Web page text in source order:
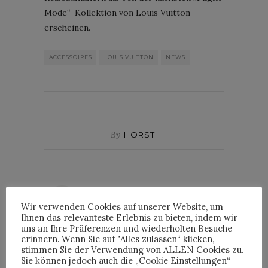
Mode“-Kollektion von Louis Vuitton
erscheinen.
ACCESSOIRES LOUIS VUITTON NEWS
By HORST
Wir verwenden Cookies auf unserer Website, um
Ihnen das relevanteste Erlebnis zu bieten, indem wir
uns an Ihre Präferenzen und wiederholten Besuche
erinnern. Wenn Sie auf "Alles zulassen“ klicken,
stimmen Sie der Verwendung von ALLEN Cookies zu.
Sie können jedoch auch die „Cookie Einstellungen“